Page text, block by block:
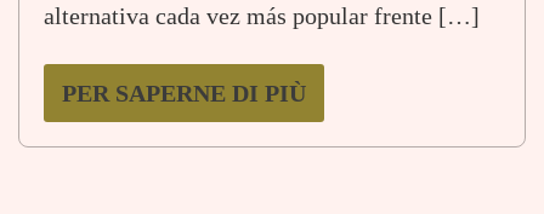
alternativa cada vez más popular frente […]
PER SAPERNE DI PIÙ